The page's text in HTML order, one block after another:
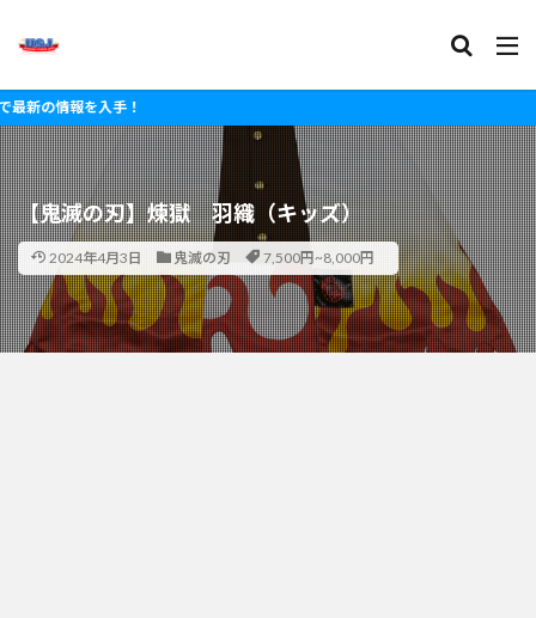
報を入手！
【鬼滅の刃】煉獄 羽織（キッズ）
2024年4月3日 鬼滅の刃 7,500円~8,000円